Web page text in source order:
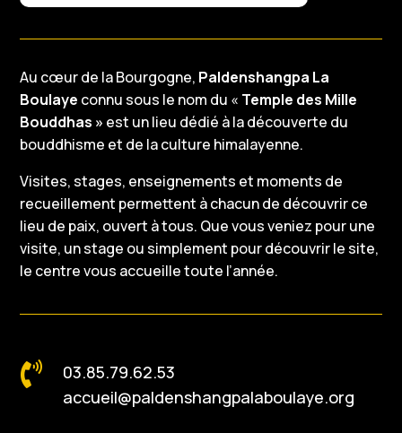
Au cœur de la Bourgogne, Paldenshangpa La
Boulaye connu sous le nom du « Temple des Mille
Bouddhas » est un lieu dédié à la découverte du
bouddhisme et de la culture himalayenne.
Visites, stages, enseignements et moments de
recueillement permettent à chacun de découvrir ce
lieu de paix, ouvert à tous. Que vous veniez pour une
visite, un stage ou simplement pour découvrir le site,
le centre vous accueille toute l’année.

03.85.79.62.53
accueil@paldenshangpalaboulaye.org